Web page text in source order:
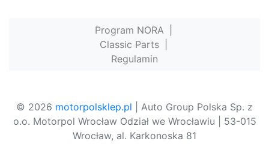
Program NORA
Classic Parts
Regulamin
© 2026 motorpolsklep.pl | Auto Group Polska Sp. z
o.o. Motorpol Wrocław Odział we Wrocławiu | 53-015
Wrocław, al. Karkonoska 81